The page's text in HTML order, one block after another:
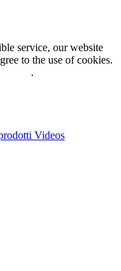
service, our website
to the use of cookies.
.
Videos